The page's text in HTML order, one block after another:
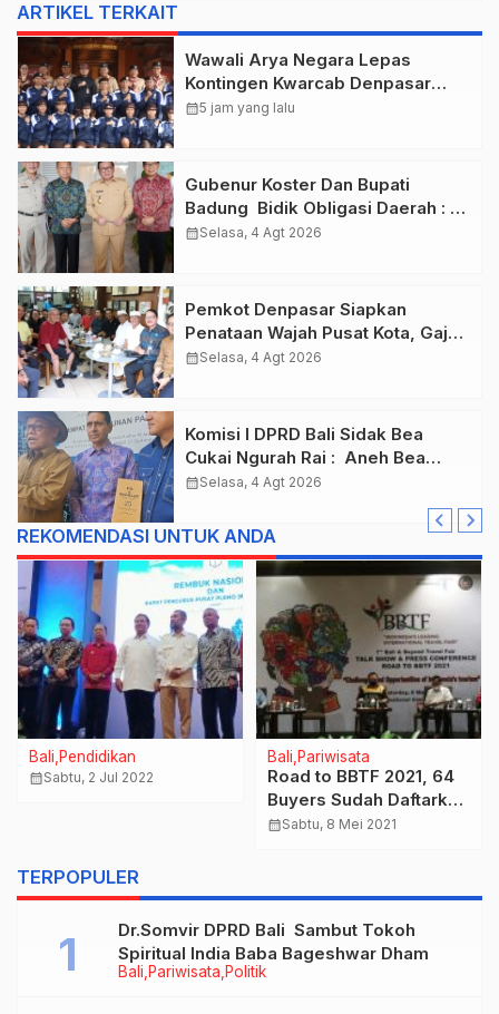
ARTIKEL TERKAIT
Wawali Arya Negara Lepas
Kontingen Kwarcab Denpasar
Menuju Jambore Nasional XII
calendar_month5 jam yang lalu
Gubenur Koster Dan Bupati
Badung Bidik Obligasi Daerah :
Gaspol Bangun Infrastruktur
calendar_monthSelasa, 4 Agt 2026
Pemkot Denpasar Siapkan
Penataan Wajah Pusat Kota, Gajah
Mada Jadi Salah Satu Kawasan
calendar_monthSelasa, 4 Agt 2026
Komisi I DPRD Bali Sidak Bea
Cukai Ngurah Rai : Aneh Bea
Cukai Tolak berikan List Data
calendar_monthSelasa, 4 Agt 2026
REKOMENDASI UNTUK ANDA
Bali Pendidikan
calendar_monthSabtu, 2 Jul 2022
Bali Pariwisata
Road to BBTF 2021, 64
Buyers Sudah Daftarkan
Diri
calendar_monthSabtu, 8 Mei 2021
TERPOPULER
Bali Pariwisata Politik
Dr.Somvir DPRD Bali Sambut Tokoh
Spiritual India Baba Bageshwar Dham